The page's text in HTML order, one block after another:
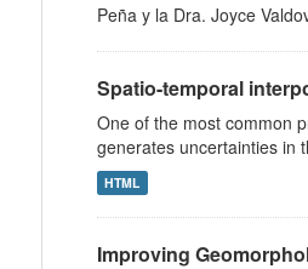
Peña y la Dra. Joyce
Spatio-temporal
One of the most common
generates uncertainties in
HTML
Improving